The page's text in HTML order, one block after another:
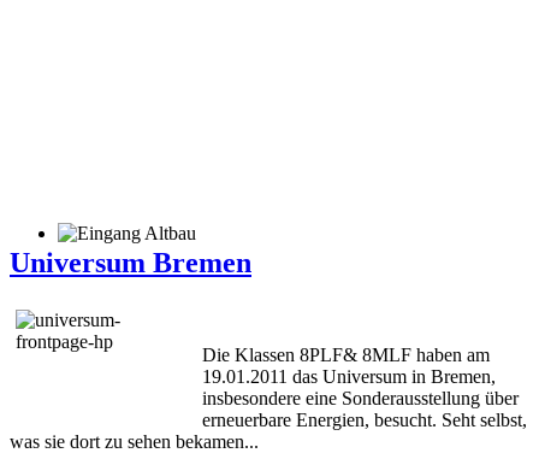
Universum Bremen
Die Klassen 8PLF& 8MLF haben am
19.01.2011 das Universum in Bremen,
insbesondere eine Sonderausstellung über
erneuerbare Energien, besucht. Seht selbst,
was sie dort zu sehen bekamen...